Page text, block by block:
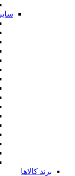
سایر
برند کالاها